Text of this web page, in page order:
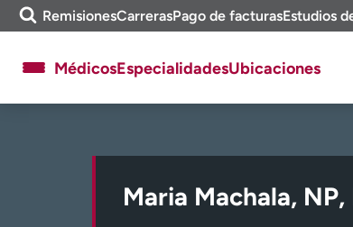
Omitir
y
contenido
a
m
a
n
RemisionesCarrerasPago de facturasEstudios
Profesionales
MédicosEspecialidadesUbicaciones
Maria Machala, NP,